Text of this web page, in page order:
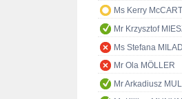
Ms Kerry
Mr Krzysztof
Ms Stefana
Mr Ola MÖLLER
Mr Arkadiusz